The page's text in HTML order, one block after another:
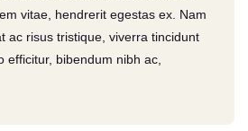
vitae, hendrerit egestas ex. Nam
ac risus tristique, viverra tincidunt
efficitur, bibendum nibh ac,